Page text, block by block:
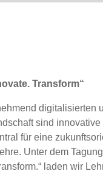
Transform“
digitalisierten
sind innovative
für eine
Unter dem
laden wir